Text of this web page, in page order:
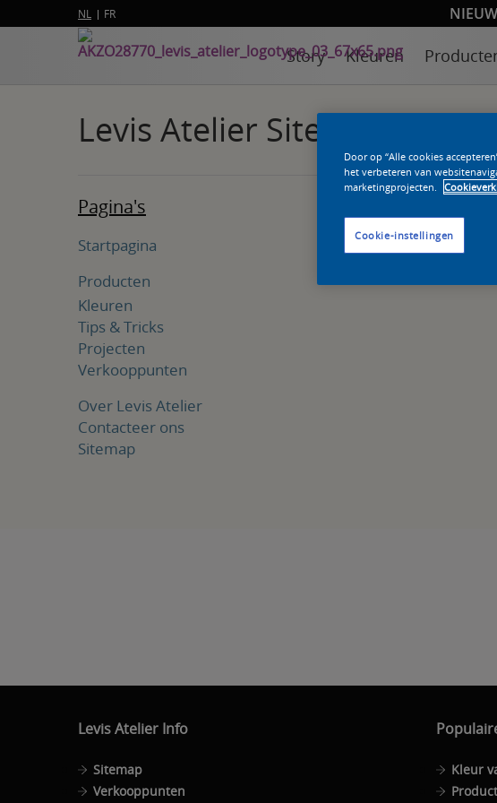
NL FR NIEUW
Story Kleuren
Levis Atelier Sitemap
Pagina's
Startpagina
Producten
Kleuren
Tips & Tricks
Projecten
Verkooppunten
Over Levis Atelier
Contacteer ons
Sitemap
Levis Atelier Info
Sitemap
Verkooppunten
Kleur
Door op “Alle cookies
het verbeteren van
marketingprojecten.
Cookie-instellingen